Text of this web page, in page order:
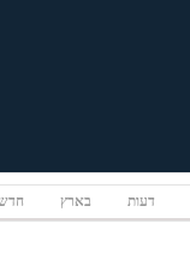
דעות בארץ